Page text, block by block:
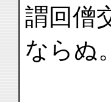
謂回僧
ならぬ。